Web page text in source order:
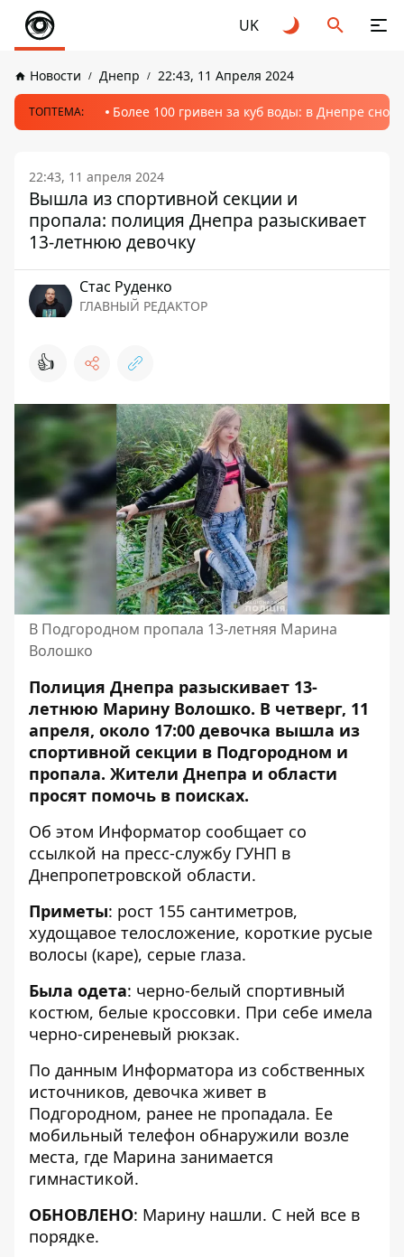
UK
Новости Днепр 22:43, 11 Апреля 2024
ТОПТЕМА: Более 100 гривен за куб воды: в Днепре
22:43, 11 апреля 2024
Вышла из спортивной секции и
пропала: полиция Днепра разыскивает
13-летнюю девочку
Стаc Руденко
ГЛАВНЫЙ РЕДАКТОР
👍
В Подгородном пропала 13-летняя Марина
Волошко
Полиция Днепра разыскивает 13-
летнюю Марину Волошко. В четверг, 11
апреля, около 17:00 девочка вышла из
спортивной секции в Подгородном и
пропала. Жители Днепра и области
просят помочь в поисках.
Об этом Информатор сообщает со
ссылкой на пресс-службу ГУНП в
Днепропетровской области.
Приметы: рост 155 сантиметров,
худощавое телосложение, короткие русые
волосы (каре), серые глаза.
Была одета: черно-белый спортивный
костюм, белые кроссовки. При себе имела
черно-сиреневый рюкзак.
По данным Информатора из собственных
источников, девочка живет в
Подгородном, ранее не пропадала. Ее
мобильный телефон обнаружили возле
места, где Марина занимается
гимнастикой.
ОБНОВЛЕНО: Марину нашли. С ней все в
порядке.